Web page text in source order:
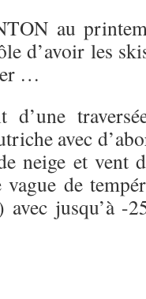
au
d’avoir les
…
d’une
avec
neige et vent
de
jusqu’à -